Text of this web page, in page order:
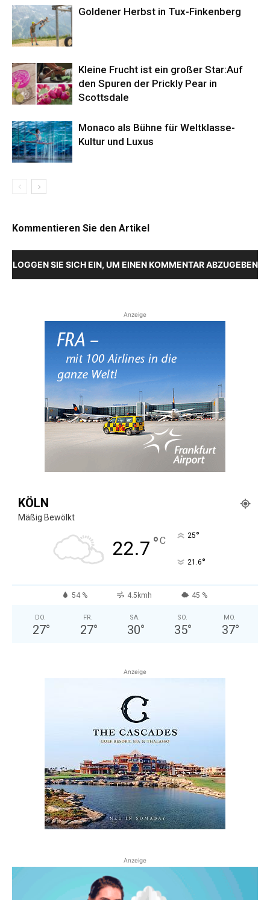
Goldener Herbst in Tux-Finkenberg
Kleine Frucht ist ein großer Star:Auf
den Spuren der Prickly Pear in
Scottsdale
Monaco als Bühne für Weltklasse-
Kultur und Luxus
Kommentieren Sie den Artikel
LOGGEN SIE SICH EIN, UM EINEN KOMMENTAR ABZUGEBEN
Anzeige
KÖLN
Mäßig Bewölkt
22.7 °C 25°
21.6°
54 % 4.5kmh 45 %
DO.
27°
FR.
27°
SA.
30°
SO.
35°
MO.
37°
Anzeige
Anzeige